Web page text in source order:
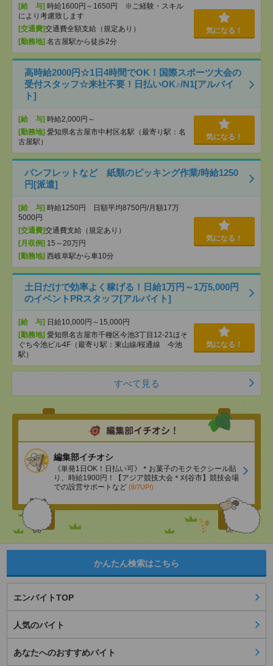
[給 与] 時給1600円～1650円 ※ご経験・スキル
により考慮致します
[交通費]交通費全額支給（規定あり）
[勤務地] 名古屋駅から徒歩2分
気になる！
高時給2000円☆1日4時間でOK！国際スポーツ大会の
受付スタッフ☆来社不要！日払いOK♪/N1[アルバイ
ト]
[給 与] 時給2,000円～
[勤務地] 愛知県名古屋市中村区名駅（最寄り駅：名
古屋駅）
気になる！
パンフレットなど 紙類のピッキング作業/時給1250
円[派遣]
[給 与] 時給1250円 日額平均8750円/月額17万
5000円
[交通費]交通費支給（規定あり）
[月収例] 15～20万円
[勤務地] 西岐阜駅から車10分
気になる！
土日だけで効率よく稼げる！日給1万円～1万5,000円
のイベントPRスタッフ[アルバイト]
[給 与] 日給10,000円～15,000円
[勤務地] 愛知県名古屋市千種区今池3丁目12-21ほそ
ぐち今池ビル4F（最寄り駅：東山線/桜通線 今池
駅）
気になる！
すべて見る
編集部イチオシ
《単発1日OK！日払い可》＊お菓子のモクモクシール貼
り、時給1900円！【アジア競技大会＊刈谷市】競技会場
での設営サポートなど (8/7UP!)
かんたん検索はこちら
エンバイトTOP
人気のバイト
あなたへのおすすめバイト